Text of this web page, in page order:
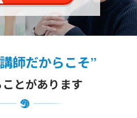
師だからこそ”
とがあります